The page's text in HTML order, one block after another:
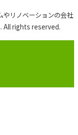
リノベーションの会社
. All rights reserved.